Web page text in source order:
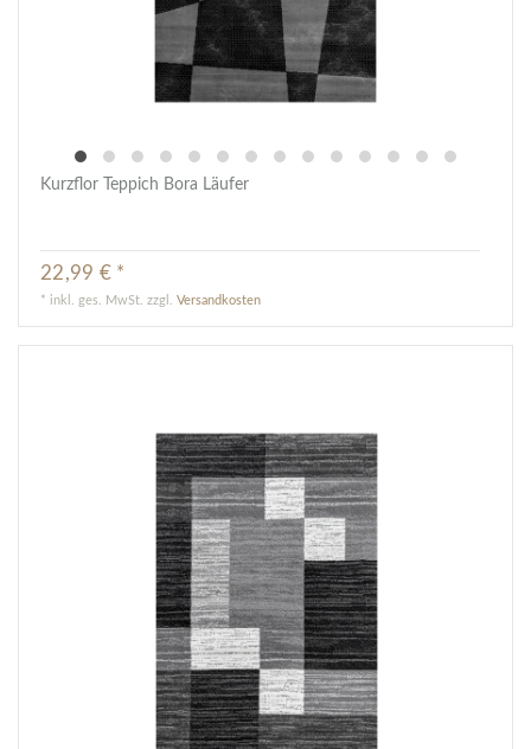
Kurzflor Teppich Bora Läufer
22,99 € *
* inkl. ges. MwSt. zzgl.Versandkosten